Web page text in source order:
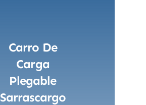
Carro De
Carga
Plegable
Sarrascargo